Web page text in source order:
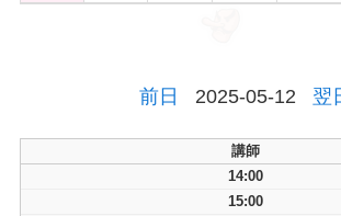
前日 2025-05-12 翌
講師
14:00
15:00